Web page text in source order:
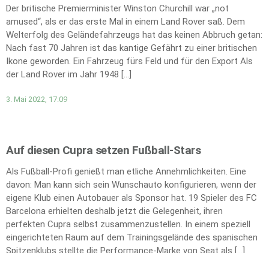
Der britische Premierminister Winston Churchill war „not
amused“, als er das erste Mal in einem Land Rover saß. Dem
Welterfolg des Geländefahrzeugs hat das keinen Abbruch getan:
Nach fast 70 Jahren ist das kantige Gefährt zu einer britischen
Ikone geworden. Ein Fahrzeug fürs Feld und für den Export Als
der Land Rover im Jahr 1948 […]
3. Mai 2022, 17:09
Auf diesen Cupra setzen Fußball-Stars
Als Fußball-Profi genießt man etliche Annehmlichkeiten. Eine
davon: Man kann sich sein Wunschauto konfigurieren, wenn der
eigene Klub einen Autobauer als Sponsor hat. 19 Spieler des FC
Barcelona erhielten deshalb jetzt die Gelegenheit, ihren
perfekten Cupra selbst zusammenzustellen. In einem speziell
eingerichteten Raum auf dem Trainingsgelände des spanischen
Spitzenklubs stellte die Performance-Marke von Seat als […]